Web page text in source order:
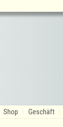
Shop Geschäft